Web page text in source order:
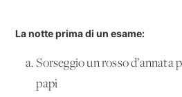
La notte prima di un esame:
Sorseggio un rosso d’annata
papi